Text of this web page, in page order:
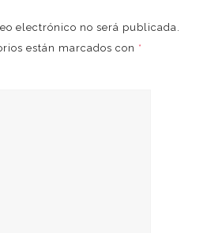
electrónico no será publicada.
están marcados con *